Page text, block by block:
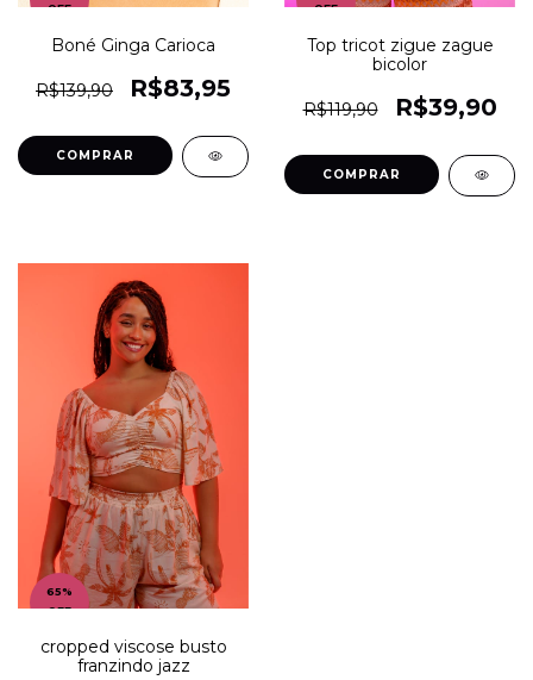
OFF
Boné Ginga Carioca
R$139,90 R$83,95
COMPRAR
OFF
Top tricot zigue zague
bicolor
R$119,90 R$39,90
COMPRAR
65%
OFF
cropped viscose busto
franzindo jazz